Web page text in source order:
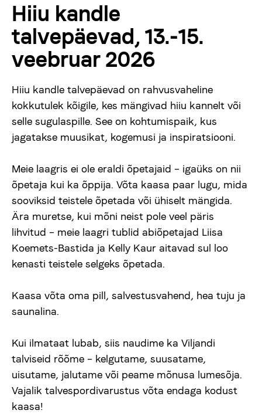
Korralda
Uudised
Meist
viljandifolk.ee
Anneta
Vaegnägijale
Est
Hiiu kandle
talvepäevad, 13.-15.
veebruar 2026
Hiiu kandle talvepäevad on rahvusvaheline
kokkutulek kõigile, kes mängivad hiiu kannelt või
selle sugulaspille. See on kohtumispaik, kus
jagatakse muusikat, kogemusi ja inspiratsiooni.
Meie laagris ei ole eraldi õpetajaid – igaüks on nii
õpetaja kui ka õppija. Võta kaasa paar lugu, mida
sooviksid teistele õpetada või ühiselt mängida.
Ära muretse, kui mõni neist pole veel päris
lihvitud – meie laagri tublid abiõpetajad Liisa
Koemets-Bastida ja Kelly Kaur aitavad sul loo
kenasti teistele selgeks õpetada.
Kaasa võta oma pill, salvestusvahend, hea tuju ja
saunalina.
Kui ilmataat lubab, siis naudime ka Viljandi
talviseid rõõme – kelgutame, suusatame,
uisutame, jalutame või peame mõnusa lumesõja.
Vajalik talvespordivarustus võta endaga kodust
kaasa!